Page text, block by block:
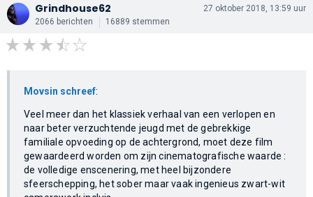
Grindhouse62
2066 berichten 16889 stemmen
27 oktober 2018, 13:59 uur
Movsin schreef:
Veel meer dan het klassiek verhaal van een verlopen en
naar beter verzuchtende jeugd met de gebrekkige
familiale opvoeding op de achtergrond, moet deze film
gewaardeerd worden om zijn cinematografische waarde :
de volledige enscenering, met heel bijzondere
sfeerschepping, het sober maar vaak ingenieus zwart-wit